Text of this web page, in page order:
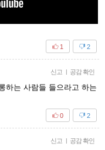
2
1
신고 | 공감 확인
하는 사람들 들으라고 하는
2
0
신고 | 공감 확인